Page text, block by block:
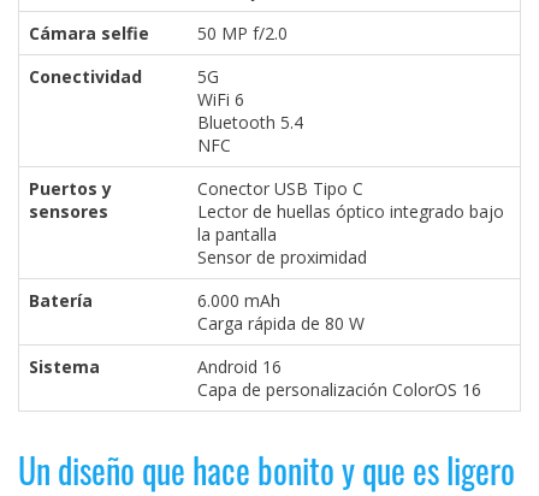
Cámara selfie
50 MP f/2.0
Conectividad
5G
WiFi 6
Bluetooth 5.4
NFC
Puertos y
sensores
Conector USB Tipo C
Lector de huellas óptico integrado bajo
la pantalla
Sensor de proximidad
Batería
6.000 mAh
Carga rápida de 80 W
Sistema
Android 16
Capa de personalización ColorOS 16
Un diseño que hace bonito y que es ligero